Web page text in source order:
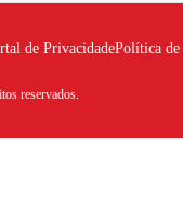
de PrivacidadePolítica de
reservados.